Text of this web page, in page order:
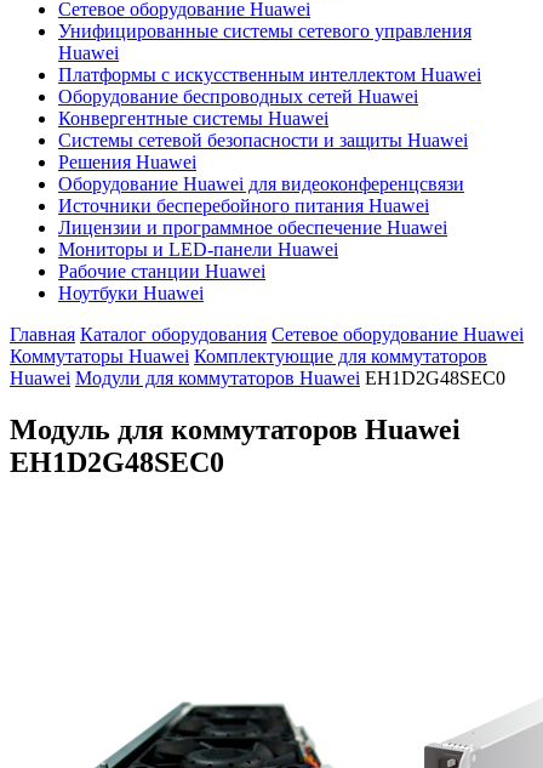
Сетевое оборудование Huawei
Унифицированные системы сетевого управления
Huawei
Платформы с искусственным интеллектом Huawei
Оборудование беспроводных сетей Huawei
Конвергентные системы Huawei
Системы сетевой безопасности и защиты Huawei
Решения Huawei
Оборудование Huawei для видеоконференцсвязи
Источники бесперебойного питания Huawei
Лицензии и программное обеспечение Huawei
Мониторы и LED-панели Huawei
Рабочие станции Huawei
Ноутбуки Huawei
Главная Каталог оборудования Сетевое оборудование Huawei
Коммутаторы Huawei Комплектующие для коммутаторов
Huawei Модули для коммутаторов Huawei EH1D2G48SEC0
Модуль для коммутаторов Huawei
EH1D2G48SEC0